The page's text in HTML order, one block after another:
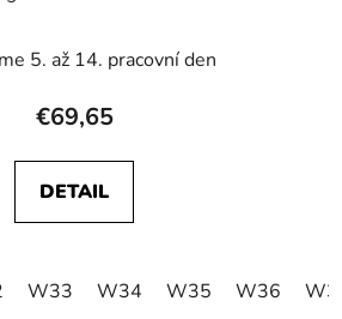
5. až 14. pracovní den
€69,65
DETAIL
W33 W34 W35 W36